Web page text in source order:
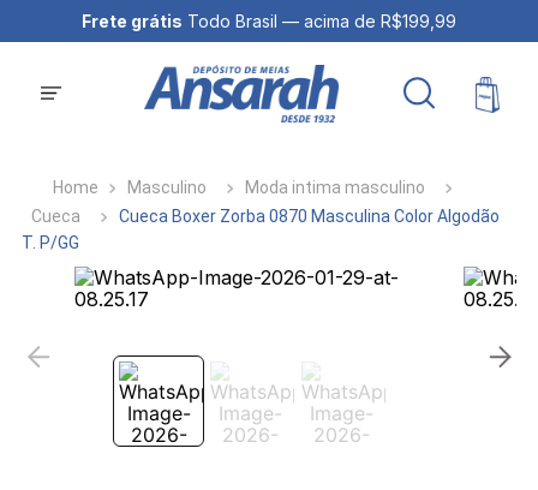
Frete grátis Todo Brasil — acima de R$199,99
Masculino
Moda intima masculino
Cueca
Cueca Boxer Zorba 0870 Masculina Color Algodão
T. P/GG